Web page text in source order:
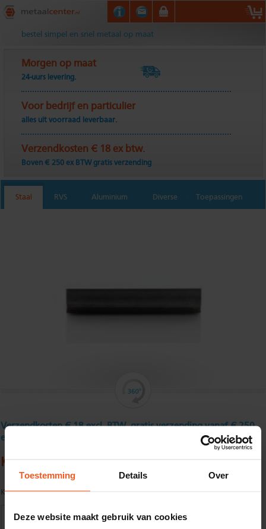
Toestemming Details Over
Deze website maakt gebruik van cookies
Metaalcenter.nl
bestel simpel en snel metaal op maat
Morgen op maat
24-uurs levering.
Voor bedrijf en particulier
alles uit voorraad leverbaar.
Verzendkosten € 18 ex btw.
Boven € 250 ex BTW gratis verzending
Staal RVS Aluminium Diverse Toepassingen
Verzendkosten € 18 excl. BTW, gratis verzending vanaf € 250
excl. BTW
Koudgewalst hoekprofiel 80 x 40 x 3 mm
Kwaliteit: S235JR volgens EN10025